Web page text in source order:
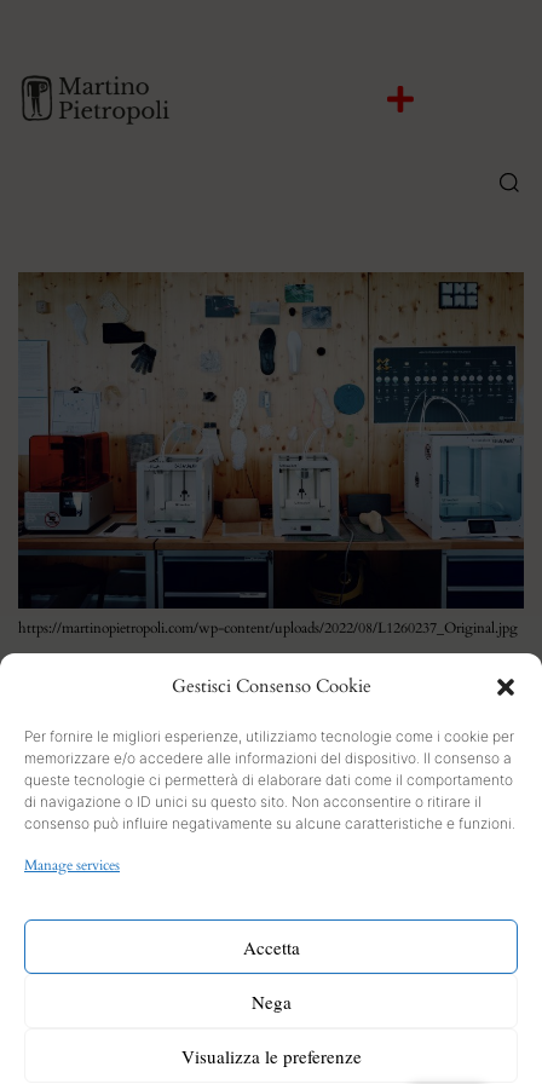
Gestisci Consenso Cookie
Per fornire le migliori esperienze, utilizziamo tecnologie come i cookie per
memorizzare e/o accedere alle informazioni del dispositivo. Il consenso a
queste tecnologie ci permetterà di elaborare dati come il comportamento
di navigazione o ID unici su questo sito. Non acconsentire o ritirare il
consenso può influire negativamente su alcune caratteristiche e funzioni.
Manage services
Accetta
Nega
Visualizza le preferenze
https://martinopietropoli.com/wp-content/uploads/2022/08/L1260237_Original.jpg
SEARCH
INFO